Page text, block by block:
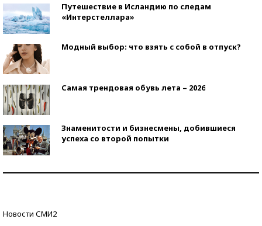
Путешествие в Исландию по следам
«Интерстеллара»
Модный выбор: что взять с собой в отпуск?
Самая трендовая обувь лета – 2026
Знаменитости и бизнесмены, добившиеся
успеха со второй попытки
Новости СМИ2